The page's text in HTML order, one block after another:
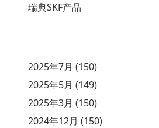
瑞典SKF产品
2025年7月 (150)
2025年5月 (149)
2025年3月 (150)
2024年12月 (150)